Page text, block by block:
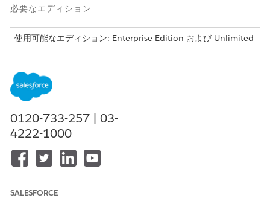
必要なエディション
使用可能なエディション: Enterprise Edition および Unlimited
い。
使用可能なソリューション: Build Your Own テンプレートを使
使用可能なソリューション: Build Your Own テンプレートを使
用する LWR Experience Cloud サイト
セルフサービスエージェントは、Experience Cloudサイトの対話
ョン ツリーに依存する従来のチャットボットとは異なり、セルフ
0120-733-257 | 03-
4222-1000
SALESFORCE